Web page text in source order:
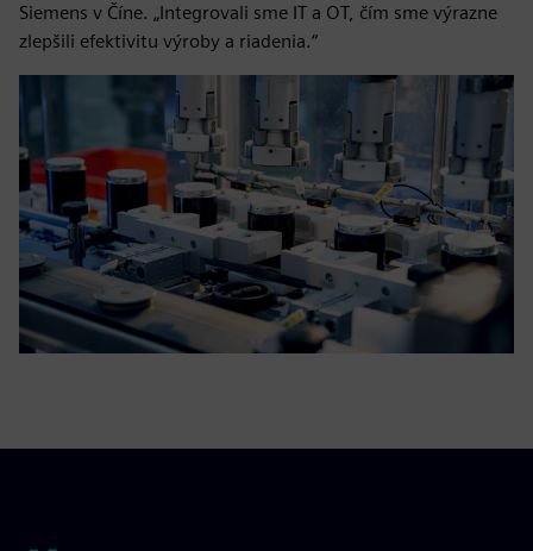
Siemens v Číne. „Integrovali sme IT a OT, čím sme výrazne
zlepšili efektivitu výroby a riadenia.“